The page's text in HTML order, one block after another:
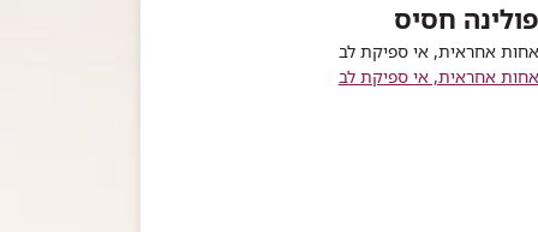
פולינה חסיס
אחות אחראית, אי ספיקת לב
אחות אחראית, אי ספיקת לב